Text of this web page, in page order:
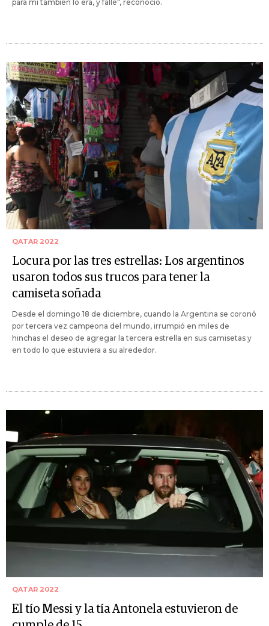
para mi también lo era, y fallé", reconoció.
QATAR 2022
Locura por las tres estrellas: Los argentinos
usaron todos sus trucos para tener la
camiseta soñada
Desde el domingo 18 de diciembre, cuando la Argentina se coronó
por tercera vez campeona del mundo, irrumpió en miles de
hinchas el deseo de agregar la tercera estrella en sus camisetas y
en todo lo que estuviera a su alrededor.
QATAR 2022
El tío Messi y la tía Antonela estuvieron de